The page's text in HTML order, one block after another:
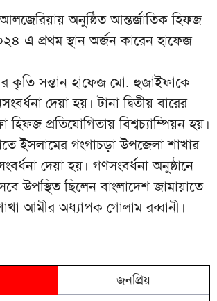
অনুষ্ঠিত আন্তর্জাতিক হিফজ
এ প্রথম স্থান অর্জন কারেন হাফেজ
কৃতি সন্তান হাফেজ মো. হুজাইফাকে
দেয়া হয়। টানা দ্বিতীয় বারের
প্রতিযোগিতায় বিশ্বচ্যাম্পিয়ন হয়।
ইসলামের গংগাচড়া উপজেলা শাখার
দেয়া হয়। গণসংবর্ধনা অনুষ্ঠানে
উপস্থিত ছিলেন বাংলাদেশ জামায়াতে
আমীর অধ্যাপক গোলাম রব্বানী।
জনপ্রিয়